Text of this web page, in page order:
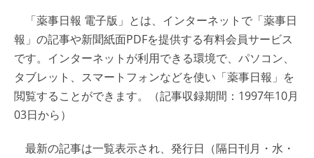
「薬事日報 電子版」とは、インターネットで「薬事日
報」の記事や新聞紙面PDFを提供する有料会員サービス
です。インターネットが利用できる環境で、パソコン、
タブレット、スマートフォンなどを使い「薬事日報」を
閲覧することができます。（記事収録期間：1997年10月
03日から）
最新の記事は一覧表示され、発行日（隔日刊月・水・